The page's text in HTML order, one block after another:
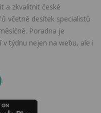
a zkvalitnit české
včetně desítek specialistů
Poradna je
týdnu nejen na webu, ale i